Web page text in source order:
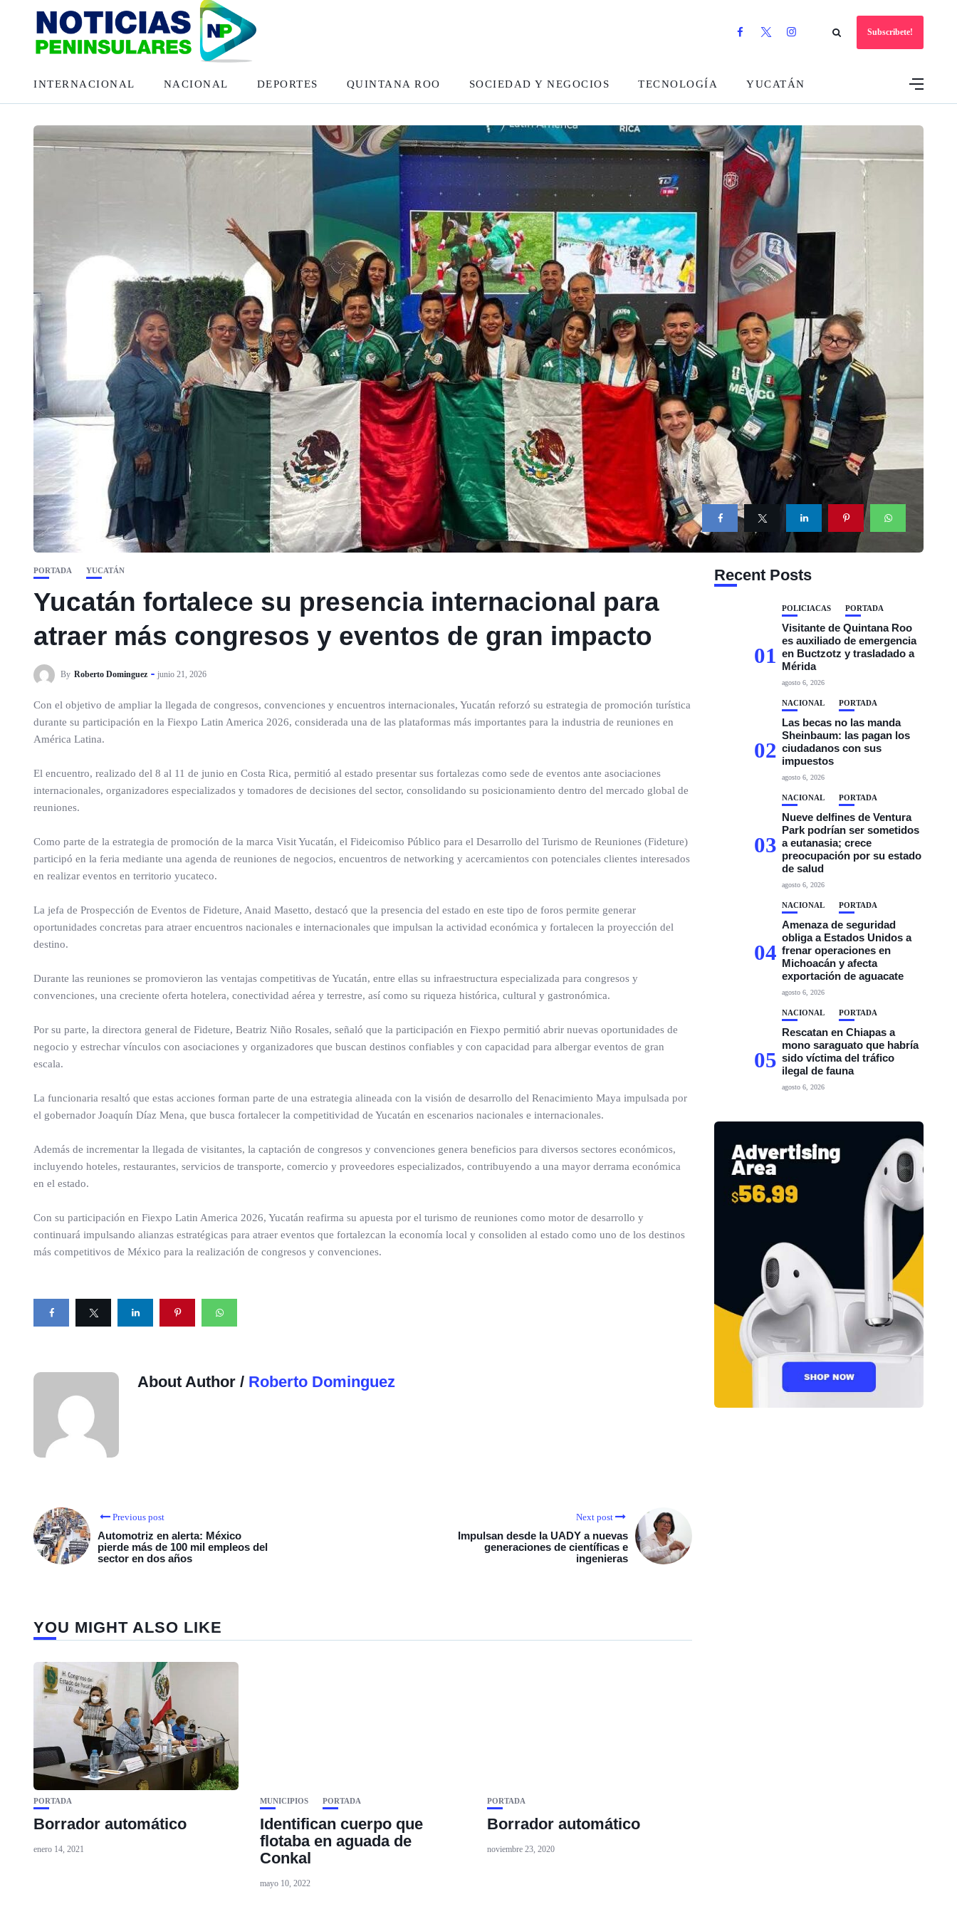
Subscribete!
INTERNACIONAL NACIONAL DEPORTES QUINTANA ROO SOCIEDAD Y NEGOCIOS TECNOLOGÍA YUCATÁN
PORTADA YUCATÁN
Yucatán fortalece su presencia internacional para
atraer más congresos y eventos de gran impacto
By Roberto Dominguez junio 21, 2026
Con el objetivo de ampliar la llegada de congresos, convenciones y encuentros internacionales, Yucatán reforzó su estrategia de promoción turística
durante su participación en la Fiexpo Latin America 2026, considerada una de las plataformas más importantes para la industria de reuniones en
América Latina.
El encuentro, realizado del 8 al 11 de junio en Costa Rica, permitió al estado presentar sus fortalezas como sede de eventos ante asociaciones
internacionales, organizadores especializados y tomadores de decisiones del sector, consolidando su posicionamiento dentro del mercado global de
reuniones.
Como parte de la estrategia de promoción de la marca Visit Yucatán, el Fideicomiso Público para el Desarrollo del Turismo de Reuniones (Fideture)
participó en la feria mediante una agenda de reuniones de negocios, encuentros de networking y acercamientos con potenciales clientes interesados
en realizar eventos en territorio yucateco.
La jefa de Prospección de Eventos de Fideture, Anaid Masetto, destacó que la presencia del estado en este tipo de foros permite generar
oportunidades concretas para atraer encuentros nacionales e internacionales que impulsan la actividad económica y fortalecen la proyección del
destino.
Durante las reuniones se promovieron las ventajas competitivas de Yucatán, entre ellas su infraestructura especializada para congresos y
convenciones, una creciente oferta hotelera, conectividad aérea y terrestre, así como su riqueza histórica, cultural y gastronómica.
Por su parte, la directora general de Fideture, Beatriz Niño Rosales, señaló que la participación en Fiexpo permitió abrir nuevas oportunidades de
negocio y estrechar vínculos con asociaciones y organizadores que buscan destinos confiables y con capacidad para albergar eventos de gran
escala.
La funcionaria resaltó que estas acciones forman parte de una estrategia alineada con la visión de desarrollo del Renacimiento Maya impulsada por
el gobernador Joaquín Díaz Mena, que busca fortalecer la competitividad de Yucatán en escenarios nacionales e internacionales.
Además de incrementar la llegada de visitantes, la captación de congresos y convenciones genera beneficios para diversos sectores económicos,
incluyendo hoteles, restaurantes, servicios de transporte, comercio y proveedores especializados, contribuyendo a una mayor derrama económica
en el estado.
Con su participación en Fiexpo Latin America 2026, Yucatán reafirma su apuesta por el turismo de reuniones como motor de desarrollo y
continuará impulsando alianzas estratégicas para atraer eventos que fortalezcan la economía local y consoliden al estado como uno de los destinos
más competitivos de México para la realización de congresos y convenciones.
About Author / Roberto Dominguez
Previous post
Automotriz en alerta: México
pierde más de 100 mil empleos del
sector en dos años
Next post
Impulsan desde la UADY a nuevas
generaciones de científicas e
ingenieras
YOU MIGHT ALSO LIKE
PORTADA
Borrador automático
enero 14, 2021
MUNICIPIOS PORTADA
Identifican cuerpo que
flotaba en aguada de
Conkal
mayo 10, 2022
PORTADA
Borrador automático
noviembre 23, 2020
Recent Posts
01
POLICIACAS PORTADA
Visitante de Quintana Roo
es auxiliado de emergencia
en Buctzotz y trasladado a
Mérida
agosto 6, 2026
02
NACIONAL PORTADA
Las becas no las manda
Sheinbaum: las pagan los
ciudadanos con sus
impuestos
agosto 6, 2026
03
NACIONAL PORTADA
Nueve delfines de Ventura
Park podrían ser sometidos
a eutanasia; crece
preocupación por su estado
de salud
agosto 6, 2026
04
NACIONAL PORTADA
Amenaza de seguridad
obliga a Estados Unidos a
frenar operaciones en
Michoacán y afecta
exportación de aguacate
agosto 6, 2026
05
NACIONAL PORTADA
Rescatan en Chiapas a
mono saraguato que habría
sido víctima del tráfico
ilegal de fauna
agosto 6, 2026